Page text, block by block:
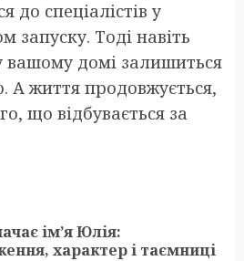
до спеціалістів у
запуску. Тоді навіть
вашому домі залишиться
А життя продовжується,
що відбувається за
ім’я Юлія:
характер і таємниці